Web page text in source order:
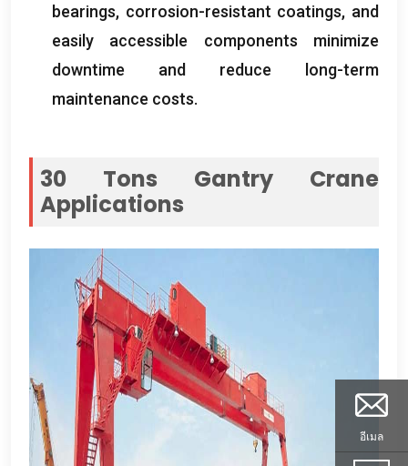
bearings, corrosion-resistant coatings, and
easily accessible components minimize
downtime and reduce long-term
maintenance costs.
30 Tons Gantry Crane
Applications
อีเมล